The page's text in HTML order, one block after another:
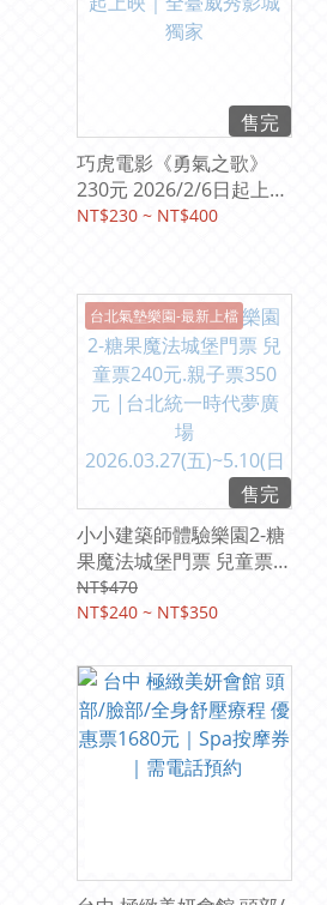
售完
巧虎電影《勇氣之歌》
230元 2026/2/6日起上映
｜全臺威秀影城獨家
NT$230 ~ NT$400
台北氣墊樂園-最新上檔
售完
小小建築師體驗樂園2-糖
果魔法城堡門票 兒童票
240元.親子票350元 |台
北統一時代夢廣場
NT$470
NT$240 ~ NT$350